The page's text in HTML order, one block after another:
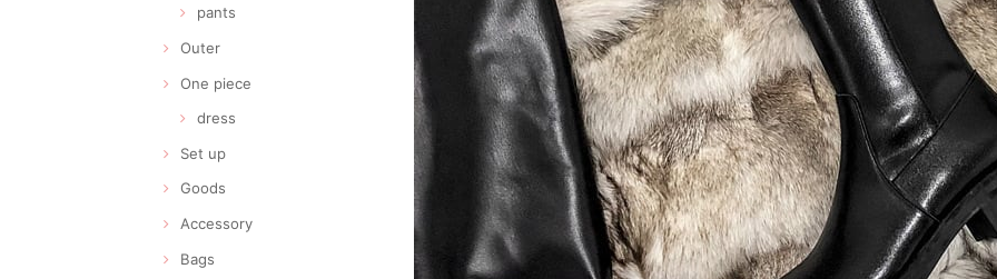
pants
Outer
One piece
dress
Set up
Goods
Accessory
Bags